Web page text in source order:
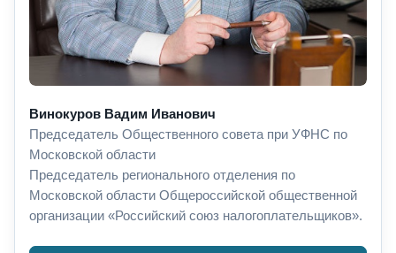
Винокуров Вадим Иванович
Председатель Общественного совета при УФНС по
Московской области
Председатель регионального отделения по
Московской области Общероссийской общественной
организации «Российский союз налогоплательщиков».